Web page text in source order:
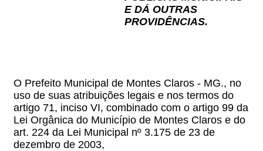
E DÁ OUTRAS
PROVIDÊNCIAS.
O Prefeito Municipal de Montes Claros - MG., no
uso de suas atribuições legais e nos termos do
artigo 71, inciso VI, combinado com o artigo 99 da
Lei Orgânica do Município de Montes Claros e do
art. 224 da Lei Municipal nº 3.175 de 23 de
dezembro de 2003,